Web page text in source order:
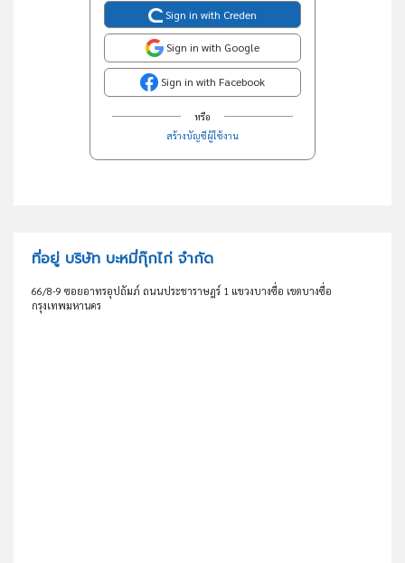
Sign in with Creden
Sign in with Google
Sign in with Facebook
หรือ
สร้างบัญชีผู้ใช้งาน
ที่อยู่ บริษัท บะหมี่กุ๊กไก่ จำกัด
66/8-9 ซอยอาทรอุปถัมภ์ ถนนประชาราษฎร์ 1 แขวงบางซื่อ เขตบางซื่อ
กรุงเทพมหานคร